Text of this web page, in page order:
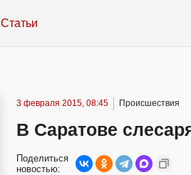
Статьи
3 февраля 2015, 08:45 Происшествия
В Саратове
Поделиться
новостью: